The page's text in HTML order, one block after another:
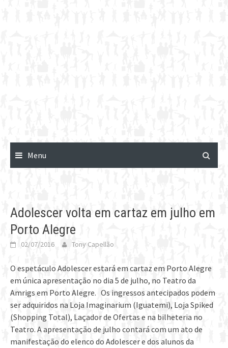
Menu
Adolescer volta em cartaz em julho em
Porto Alegre
02/07/2016 Tony Capellão
O espetáculo Adolescer estará em cartaz em Porto Alegre
em única apresentação no dia 5 de julho, no Teatro da
Amrigs em Porto Alegre. Os ingressos antecipados podem
ser adquiridos na Loja Imaginarium (Iguatemi), Loja Spiked
(Shopping Total), Laçador de Ofertas e na bilheteria no
Teatro. A apresentação de julho contará com um ato de
manifestação do elenco do Adolescer e dos alunos da